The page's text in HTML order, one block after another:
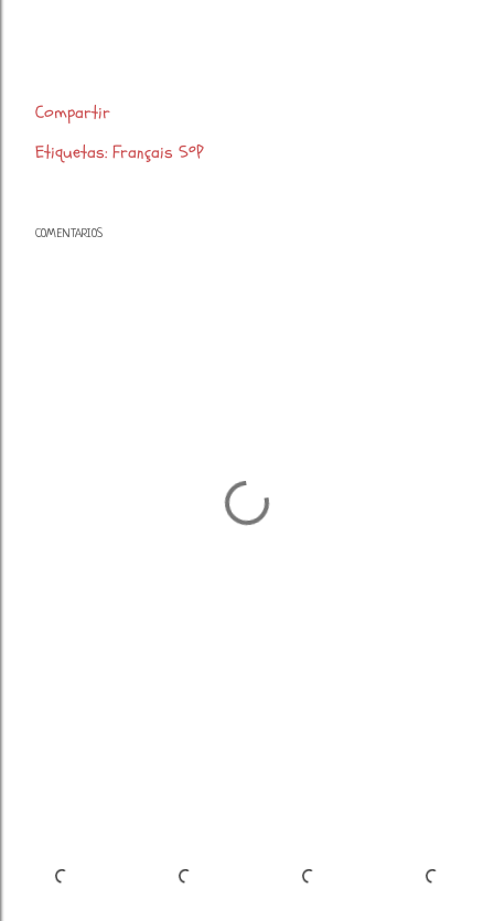
Compartir
Etiquetas: Français 5ºP
COMENTARIOS